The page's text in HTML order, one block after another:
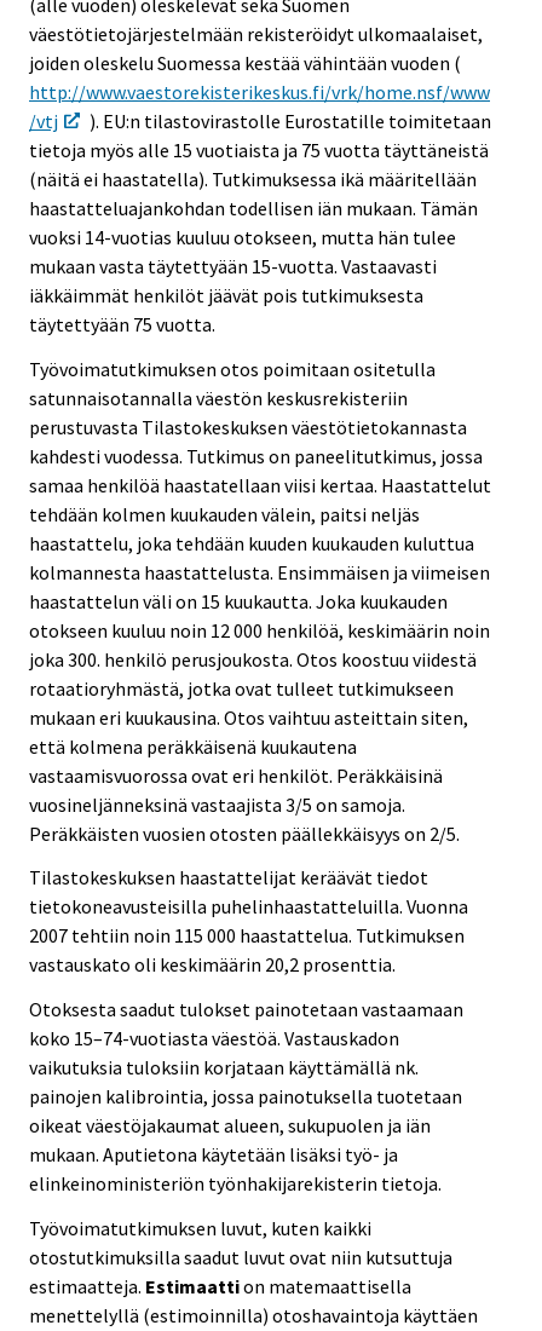
väestötietojärjestelmään rekisteröidyt ulkomaalaiset,
joiden oleskelu Suomessa kestää vähintään vuoden (
http://www.vaestorekisterikeskus.fi/vrk/home.nsf/www
/vtj
). EU:n tilastovirastolle Eurostatille toimitetaan
tietoja myös alle 15 vuotiaista ja 75 vuotta täyttäneistä
(näitä ei haastatella). Tutkimuksessa ikä määritellään
haastatteluajankohdan todellisen iän mukaan. Tämän
vuoksi 14-vuotias kuuluu otokseen, mutta hän tulee
mukaan vasta täytettyään 15-vuotta. Vastaavasti
iäkkäimmät henkilöt jäävät pois tutkimuksesta
täytettyään 75 vuotta.
Työvoimatutkimuksen otos poimitaan ositetulla
satunnaisotannalla väestön keskusrekisteriin
perustuvasta Tilastokeskuksen väestötietokannasta
kahdesti vuodessa. Tutkimus on paneelitutkimus, jossa
samaa henkilöä haastatellaan viisi kertaa. Haastattelut
tehdään kolmen kuukauden välein, paitsi neljäs
haastattelu, joka tehdään kuuden kuukauden kuluttua
kolmannesta haastattelusta. Ensimmäisen ja viimeisen
haastattelun väli on 15 kuukautta. Joka kuukauden
otokseen kuuluu noin 12 000 henkilöä, keskimäärin noin
joka 300. henkilö perusjoukosta. Otos koostuu viidestä
rotaatioryhmästä, jotka ovat tulleet tutkimukseen
mukaan eri kuukausina. Otos vaihtuu asteittain siten,
että kolmena peräkkäisenä kuukautena
vastaamisvuorossa ovat eri henkilöt. Peräkkäisinä
vuosineljänneksinä vastaajista 3/5 on samoja.
Peräkkäisten vuosien otosten päällekkäisyys on 2/5.
Tilastokeskuksen haastattelijat keräävät tiedot
tietokoneavusteisilla puhelinhaastatteluilla. Vuonna
2007 tehtiin noin 115 000 haastattelua. Tutkimuksen
vastauskato oli keskimäärin 20,2 prosenttia.
Otoksesta saadut tulokset painotetaan vastaamaan
koko 15–74-vuotiasta väestöä. Vastauskadon
vaikutuksia tuloksiin korjataan käyttämällä nk.
painojen kalibrointia, jossa painotuksella tuotetaan
oikeat väestöjakaumat alueen, sukupuolen ja iän
mukaan. Aputietona käytetään lisäksi työ- ja
elinkeinoministeriön työnhakijarekisterin tietoja.
Työvoimatutkimuksen luvut, kuten kaikki
otostutkimuksilla saadut luvut ovat niin kutsuttuja
estimaatteja. Estimaattion matemaattisella
menettelyllä (estimoinnilla) otoshavaintoja käyttäen